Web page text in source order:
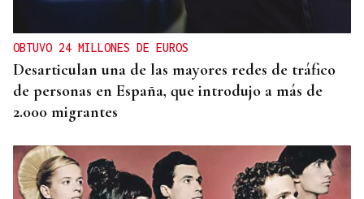
OBTUVO 24 MILLONES DE EUROS
Desarticulan una de las mayores redes de tráfico
de personas en España, que introdujo a más de
2.000 migrantes